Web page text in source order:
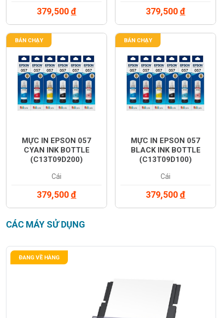
379,500đ 379,500đ
BÁN CHẠY
MỰC IN EPSON 057
CYAN INK BOTTLE
(C13T09D200)
Cái
379,500đ
BÁN CHẠY
MỰC IN EPSON 057
BLACK INK BOTTLE
(C13T09D100)
Cái
379,500đ
CÁC MÁY SỬ DỤNG
ĐANG VỀ HÀNG